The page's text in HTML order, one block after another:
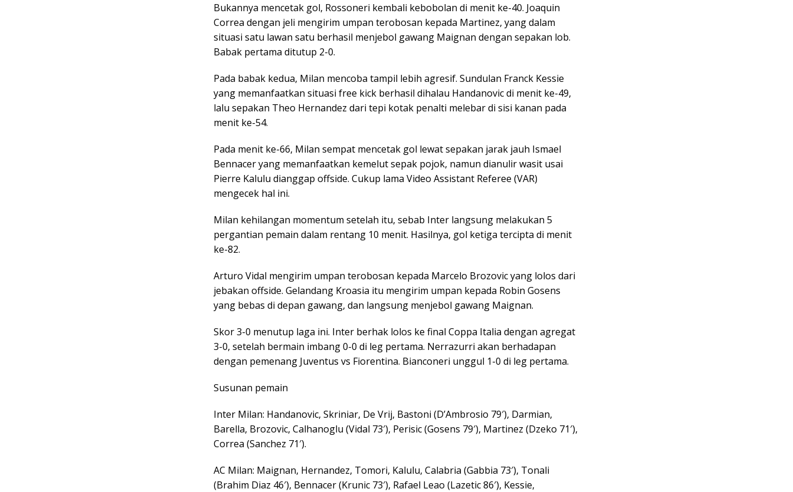
Bukannya mencetak gol, Rossoneri kembali kebobolan di menit ke-40. Joaquin
Correa dengan jeli mengirim umpan terobosan kepada Martinez, yang dalam
situasi satu lawan satu berhasil menjebol gawang Maignan dengan sepakan lob.
Babak pertama ditutup 2-0.
Pada babak kedua, Milan mencoba tampil lebih agresif. Sundulan Franck Kessie
yang memanfaatkan situasi free kick berhasil dihalau Handanovic di menit ke-49,
lalu sepakan Theo Hernandez dari tepi kotak penalti melebar di sisi kanan pada
menit ke-54.
Pada menit ke-66, Milan sempat mencetak gol lewat sepakan jarak jauh Ismael
Bennacer yang memanfaatkan kemelut sepak pojok, namun dianulir wasit usai
Pierre Kalulu dianggap offside. Cukup lama Video Assistant Referee (VAR)
mengecek hal ini.
Milan kehilangan momentum setelah itu, sebab Inter langsung melakukan 5
pergantian pemain dalam rentang 10 menit. Hasilnya, gol ketiga tercipta di menit
ke-82.
Arturo Vidal mengirim umpan terobosan kepada Marcelo Brozovic yang lolos dari
jebakan offside. Gelandang Kroasia itu mengirim umpan kepada Robin Gosens
yang bebas di depan gawang, dan langsung menjebol gawang Maignan.
Skor 3-0 menutup laga ini. Inter berhak lolos ke final Coppa Italia dengan agregat
3-0, setelah bermain imbang 0-0 di leg pertama. Nerrazurri akan berhadapan
dengan pemenang Juventus vs Fiorentina. Bianconeri unggul 1-0 di leg pertama.
Susunan pemain
Inter Milan: Handanovic, Skriniar, De Vrij, Bastoni (D’Ambrosio 79′), Darmian,
Barella, Brozovic, Calhanoglu (Vidal 73′), Perisic (Gosens 79′), Martinez (Dzeko 71′),
Correa (Sanchez 71′).
AC Milan: Maignan, Hernandez, Tomori, Kalulu, Calabria (Gabbia 73′), Tonali
(Brahim Diaz 46′), Bennacer (Krunic 73′), Rafael Leao (Lazetic 86′), Kessie,